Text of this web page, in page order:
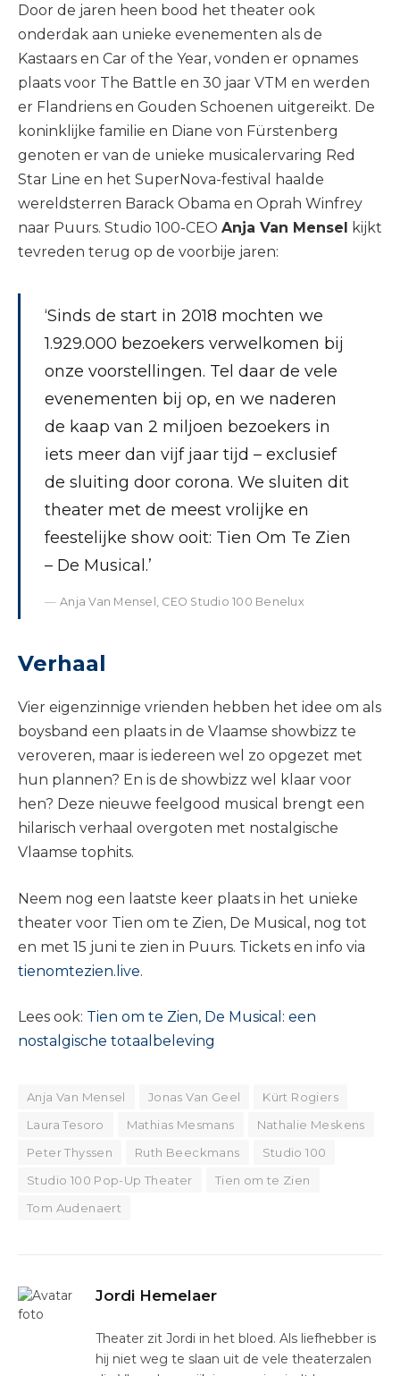
Door de jaren heen bood het theater ook
onderdak aan unieke evenementen als de
Kastaars en Car of the Year, vonden er opnames
plaats voor The Battle en 30 jaar VTM en werden
er Flandriens en Gouden Schoenen uitgereikt. De
koninklijke familie en Diane von Fürstenberg
genoten er van de unieke musicalervaring Red
Star Line en het SuperNova-festival haalde
wereldsterren Barack Obama en Oprah Winfrey
naar Puurs. Studio 100-CEO Anja Van Mensel kijkt
tevreden terug op de voorbije jaren:
‘Sinds de start in 2018 mochten we
1.929.000 bezoekers verwelkomen bij
onze voorstellingen. Tel daar de vele
evenementen bij op, en we naderen
de kaap van 2 miljoen bezoekers in
iets meer dan vijf jaar tijd – exclusief
de sluiting door corona. We sluiten dit
theater met de meest vrolijke en
feestelijke show ooit: Tien Om Te Zien
– De Musical.’
Anja Van Mensel, CEO Studio 100 Benelux
Verhaal
Vier eigenzinnige vrienden hebben het idee om als
boysband een plaats in de Vlaamse showbizz te
veroveren, maar is iedereen wel zo opgezet met
hun plannen? En is de showbizz wel klaar voor
hen? Deze nieuwe feelgood musical brengt een
hilarisch verhaal overgoten met nostalgische
Vlaamse tophits.
Neem nog een laatste keer plaats in het unieke
theater voor Tien om te Zien, De Musical, nog tot
en met 15 juni te zien in Puurs. Tickets en info via
tienomtezien.live.
Lees ook: Tien om te Zien, De Musical: een
nostalgische totaalbeleving
Anja Van Mensel Jonas Van Geel
Kürt Rogiers
Laura Tesoro
Mathias Mesmans
Nathalie Meskens
Peter Thyssen
Ruth Beeckmans
Studio 100
Studio 100 Pop-Up Theater
Tien om te Zien
Tom Audenaert
Jordi Hemelaer
Theater zit Jordi in het bloed. Als liefhebber is
hij niet weg te slaan uit de vele theaterzalen